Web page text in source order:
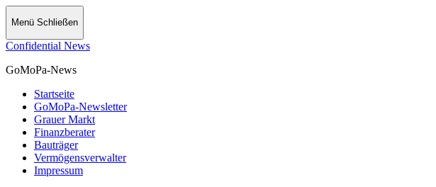
Menü Schließen
Confidential News
GoMoPa-News
Startseite
GoMoPa-Newsletter
Grauer Markt
Finanzberater
Bauträger
Vermögensverwalter
Impressum